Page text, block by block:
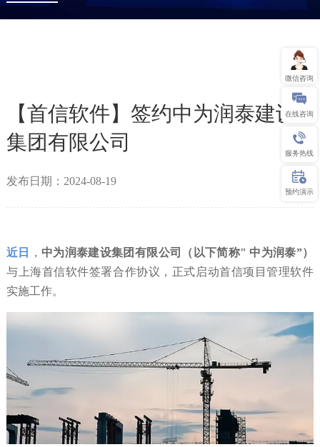
【首信软件】签约中为润泰建设
集团有限公司
发布日期：2024-08-19
近日 ， 中为润泰建设集团有限公司（以下简称" 中为润泰”）
与上海首信软件签署合作协议，正式启动首信项目管理软件
实施工作。
微信咨询
在线咨询
服务热线
预约演示